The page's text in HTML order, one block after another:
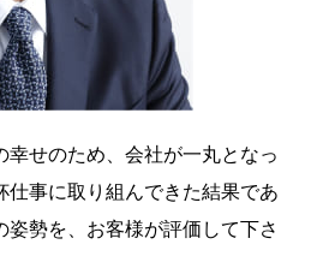
幸せのため、会社が一丸となっ
仕事に取り組んできた結果であ
姿勢を、お客様が評価して下さ